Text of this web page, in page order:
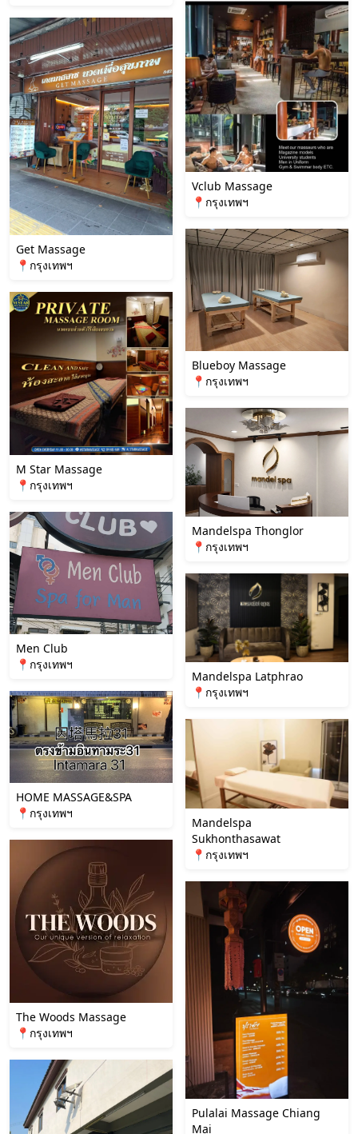
Get Massage
📍กรุงเทพฯ
M Star Massage
📍กรุงเทพฯ
Men Club
📍กรุงเทพฯ
HOME MASSAGE&SPA
📍กรุงเทพฯ
The Woods Massage
📍กรุงเทพฯ
Vclub Massage
📍กรุงเทพฯ
Blueboy Massage
📍กรุงเทพฯ
Mandelspa Thonglor
📍กรุงเทพฯ
Mandelspa Latphrao
📍กรุงเทพฯ
Mandelspa
Sukhonthasawat
📍กรุงเทพฯ
Pulalai Massage Chiang
Mai